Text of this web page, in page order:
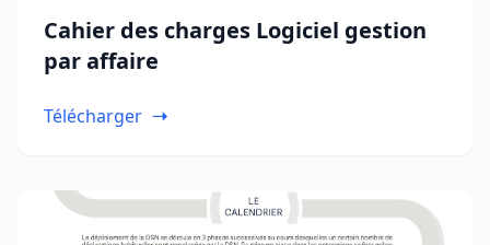
Cahier des charges Logiciel gestion
par affaire
Télécharger